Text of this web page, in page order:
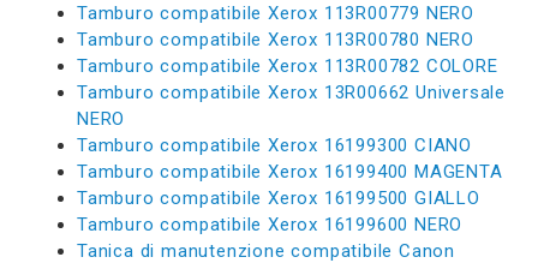
Tamburo compatibile Xerox 113R00779 NERO
Tamburo compatibile Xerox 113R00780 NERO
Tamburo compatibile Xerox 113R00782 COLORE
Tamburo compatibile Xerox 13R00662 Universale
NERO
Tamburo compatibile Xerox 16199300 CIANO
Tamburo compatibile Xerox 16199400 MAGENTA
Tamburo compatibile Xerox 16199500 GIALLO
Tamburo compatibile Xerox 16199600 NERO
Tanica di manutenzione compatibile Canon